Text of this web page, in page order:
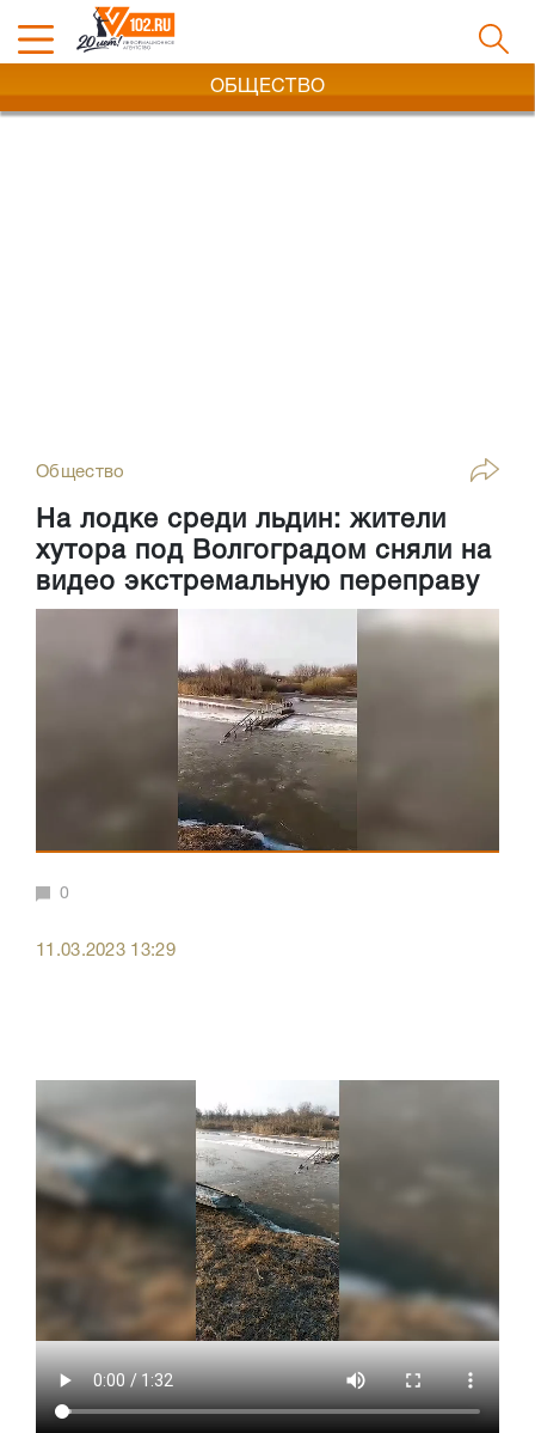
ОБЩЕСТВО
Общество
На лодке среди льдин: жители
хутора под Волгоградом сняли на
видео экстремальную переправу
0
11.03.2023 13:29